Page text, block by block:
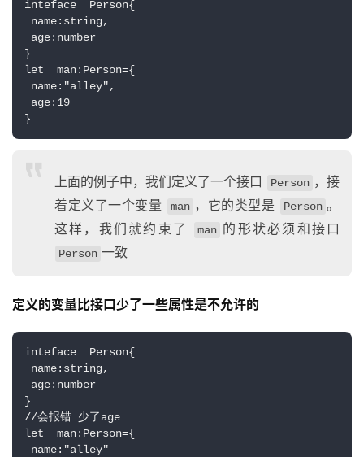
inteface  Person{
name:string,
age:number
}
let  man:Person={
name:"alley",
age:19
}
上面的例子中，我们定义了一个接口 Person ，接
着定义了一个变量
man ，它的类型是 Person 。
这样，我们就约束了
man 的形状必须和接口
Person 一致
定义的变量比接口少了一些属性是不允许的
inteface  Person{
name:string,
age:number
}
//会报错 少了age
let  man:Person={
name:"alley"